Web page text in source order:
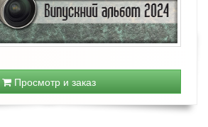
Просмотр и заказ